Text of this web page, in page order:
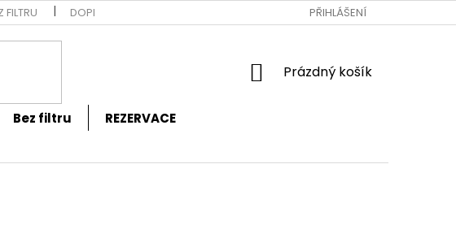
FILTRU DOPRAVA A PLATBA OBCHODNÍ PODMÍNKY
PŘIHLÁŠENÍ
NÁKUPNÍ
Prázdný košík
Bez filtru REZERVACE